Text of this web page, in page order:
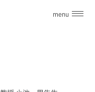
menu